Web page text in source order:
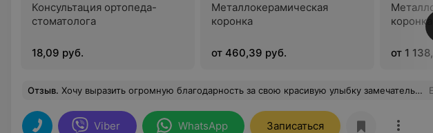
Консультация ортопеда-
стоматолога
18,09 руб.
Металлокерамическая
коронка
от 460,39 руб. от 1
Отзыв. Хочу выразить огромную благодарность за свою красивую улыбку замечательному врачу Геннадию Степановичу. Он настоящий профессионал своего дела: чуткий, заботливый, лечение проходило максимально комфортно и безболезненно. В клинике делала протезирование. Все сделано на высшем уровне. Обязательно буду рекомендовать знакомым и сама буду обращаться еще. Спасибо!
Viber WhatsApp Записаться